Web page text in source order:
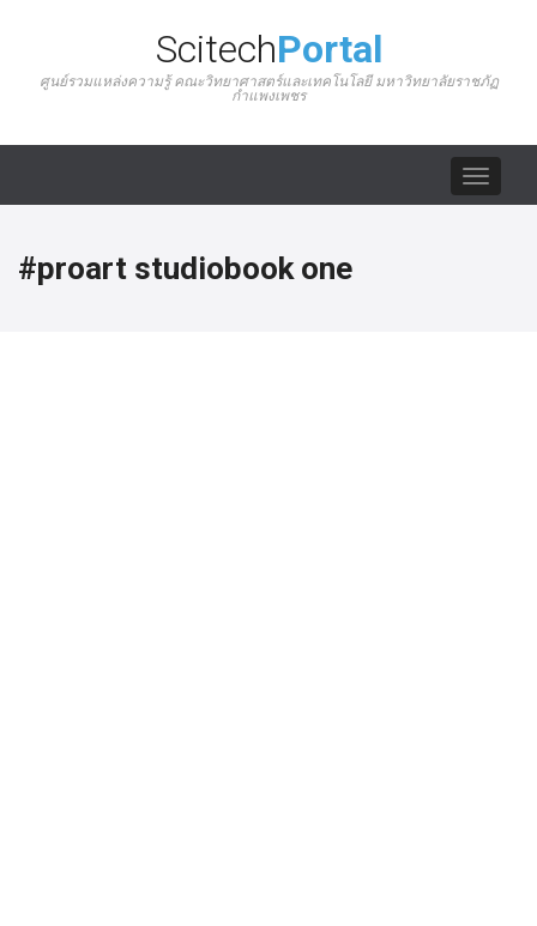
ScitechPortal
ศูนย์รวมแหล่งความรู้ คณะวิทยาศาสตร์และเทคโนโลยี มหาวิทยาลัยราชภัฏ
กำแพงเพชร
Toggle
#proart studiobook one